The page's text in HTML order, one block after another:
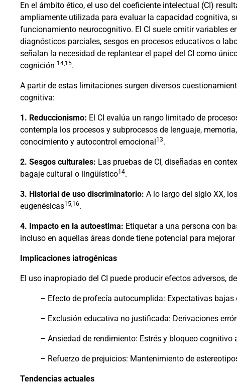
En el ámbito ético, el uso del coeficiente intelectual (CI)
ampliamente utilizada para evaluar la capacidad cognitiva,
funcionamiento neurocognitivo. El CI suele omitir variables
diagnósticos parciales, sesgos en procesos educativos o
señalan la necesidad de replantear el papel del CI como
cognición 14,15.
A partir de estas limitaciones surgen diversos
cognitiva:
1. Reduccionismo: El CI evalúa un rango limitado de
contempla los procesos y subprocesos de lenguaje,
conocimiento y autocontrol emocional 13.
2. Sesgos culturales: Las pruebas de CI, diseñadas en
bagaje cultural o lingüístico14.
3. Historial de uso discriminatorio: A lo largo del siglo XX,
eugenésicas15,16.
4. Impacto en la autoestima: Etiquetar a una persona con
incluso en aquellas áreas donde tiene potencial para mejorar
Implicaciones iatrogénicas
El uso inapropiado del CI puede producir efectos adversos,
– Efecto de profecía autocumplida: Expectativas
– Exclusión educativa no justificada: Derivaciones
– Ansiedad de rendimiento: Estrés y bloqueo cognitivo
– Refuerzo de prejuicios: Mantenimiento de
Tendencias actuales